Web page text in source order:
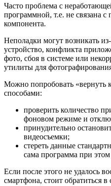
Часто проблема с
программной, т.е. не связана
компонента.
Неполадки могут возникать
устройство, конфликта
фото, сбоя в системе или
утилиты для
Можно попробовать
способами:
проверить количество
фоновом режиме и
принудительно
видеосъемки;
стереть данные
сама программа при этом
Если после этого не удалось
смартфона, стоит обратиться